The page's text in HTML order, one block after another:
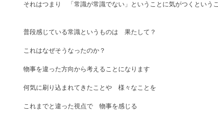
それはつまり　「常識が常識でない」ということに気がつくという
普段感じている常識というものは　果たして？
これはなぜそうなったのか？
物事を違った方向から考えることになります
何気に刷り込まれてきたことや　様々なことを
これまでと違った視点で　物事を感じる